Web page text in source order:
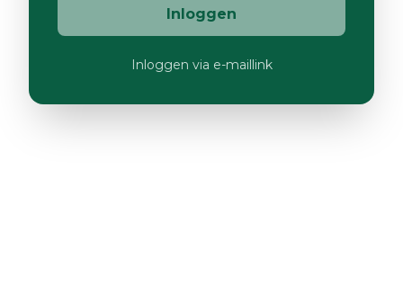
Inloggen
Inloggen via e-maillink